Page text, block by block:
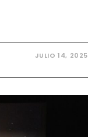
JULIO 14, 2025